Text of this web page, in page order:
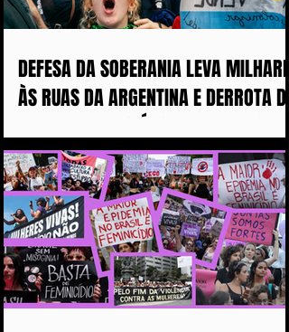
DEFESA DA SOBERANIA LEVA MILHARES
ÀS RUAS DA ARGENTINA E DERROTA DE
MILEI ABALA POLÍTICA IMPERIALISTA
DE TRUMP